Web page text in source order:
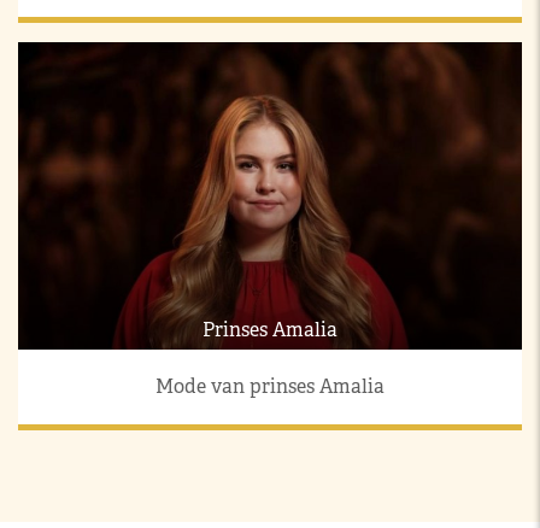
Prinses Amalia
Mode van prinses Amalia